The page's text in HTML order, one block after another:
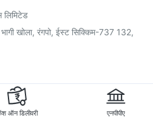
NH 2025/2026 Vaccine
लिमिटेड
भागी खोला, रंगपो, ईस्ट सिक्किम-737 132,
ऑन डिलीवरी
एनपीपीए